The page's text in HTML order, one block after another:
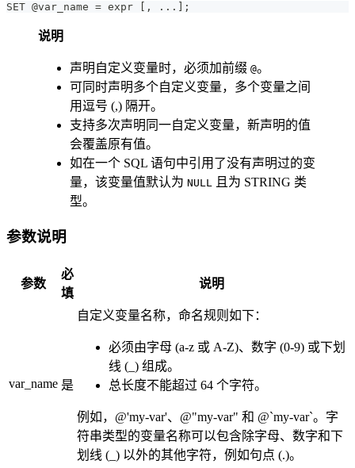
SET @var_name = expr [, ...];
说明
声明自定义变量时，必须加前缀 @。
可同时声明多个自定义变量，多个变量之间
用逗号 (,) 隔开。
支持多次声明同一自定义变量，新声明的值
会覆盖原有值。
如在一个 SQL 语句中引用了没有声明过的变
量，该变量值默认为 NULL 且为 STRING 类
型。
参数说明
参数
必
填
说明
var_name 是
自定义变量名称，命名规则如下：
必须由字母 (a-z 或 A-Z)、数字 (0-9) 或下划
线 (_) 组成。
总长度不能超过 64 个字符。
例如，@'my-var'、@"my-var" 和 @`my-var`。字
符串类型的变量名称可以包含除字母、数字和下
划线 (_) 以外的其他字符，例如句点 (.)。